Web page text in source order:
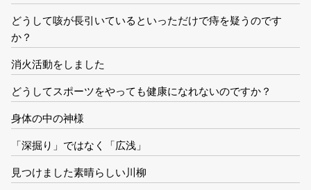
どうして咳が長引いているといっただけで痔を疑うのです
か？
消火活動をしました
どうしてスポーツをやっても健康になれないのですか？
身体の中の神様
「深掘り」ではなく「広浅」
見つけました素晴らしい川柳